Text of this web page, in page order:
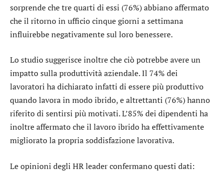
sorprende che tre quarti di essi (76%) abbiano affermato
che il ritorno in ufficio cinque giorni a settimana
influirebbe negativamente sul loro benessere.
Lo studio suggerisce inoltre che ciò potrebbe avere un
impatto sulla produttività aziendale. Il 74% dei
lavoratori ha dichiarato infatti di essere più produttivo
quando lavora in modo ibrido, e altrettanti (76%) hanno
riferito di sentirsi più motivati. L’85% dei dipendenti ha
inoltre affermato che il lavoro ibrido ha effettivamente
migliorato la propria soddisfazione lavorativa.
Le opinioni degli HR leader confermano questi dati: